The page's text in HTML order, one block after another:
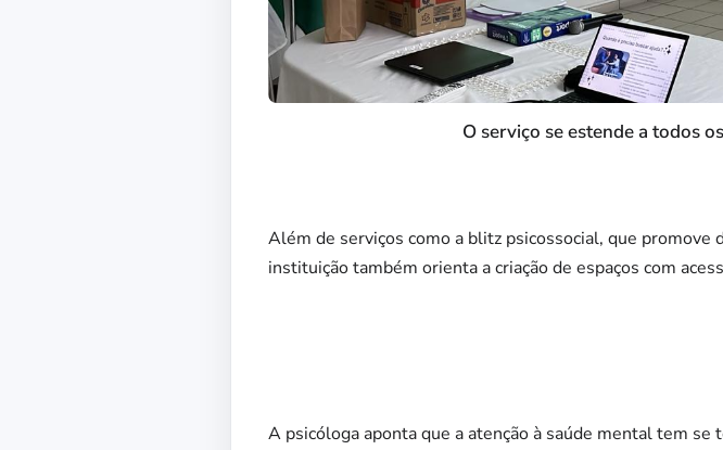
O serviço se estende a todos
Além de serviços como a blitz psicossocial, que
instituição também orienta a criação de espaços com
A psicóloga aponta que a atenção à saúde mental tem